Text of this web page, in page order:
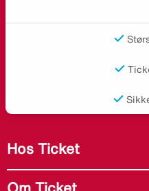
Hos Ticket
Om Ticket